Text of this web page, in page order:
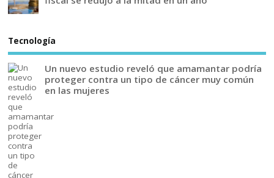
Tecnología
Un nuevo estudio reveló que amamantar podría
proteger contra un tipo de cáncer muy común
en las mujeres